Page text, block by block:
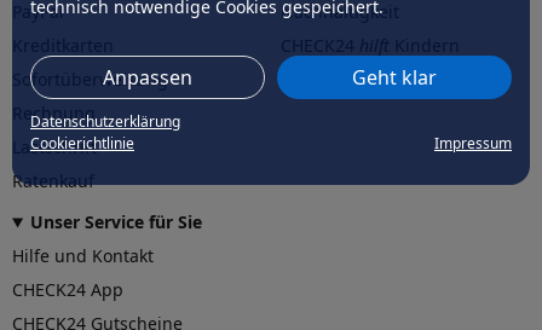
technisch notwendige Cookies gespeichert.
Anpassen Geht klar
Datenschutzerklärung
Cookierichtlinie
Impressum
PayPal
Sofortüberweisung
Rechnung
Lastschrift
Ratenkauf
Nachhaltigkeit
CHECK24hilftder Natur
Unser Service für Sie
Hilfe und Kontakt
CHECK24 App
CHECK24 Gutscheine